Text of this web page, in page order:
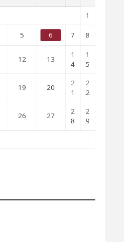
1
5 6 7 8
12 13
1
4
1
5
19 20
2
1
2
2
26 27
2
8
2
9